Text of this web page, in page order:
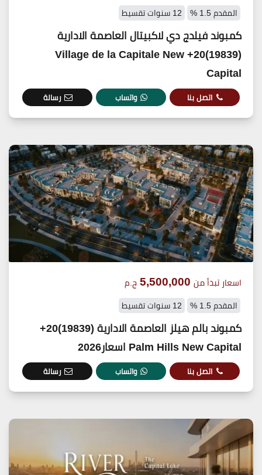
المقدم 1.5 % 12 سنوات تقسيط
كمبوند فيلدج دي لاكبيتال العاصمة الادارية
(19839)20+ Village de la Capitale New
Capital
اتصل بنا واتساب رسالة
اسعار تبدأ من 5,500,000 ج.م
المقدم 1.5 % 12 سنوات تقسيط
كمبوند بالم هيلز العاصمة الادارية (19839)20+
Palm Hills New Capital اسعار2026
اتصل بنا واتساب رسالة